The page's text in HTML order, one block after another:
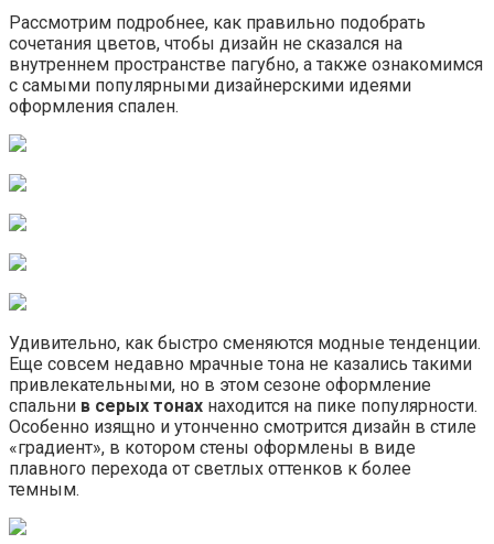
Рассмотрим подробнее, как правильно подобрать
сочетания цветов, чтобы дизайн не сказался на
внутреннем пространстве пагубно, а также ознакомимся
с самыми популярными дизайнерскими идеями
оформления спален.
Удивительно, как быстро сменяются модные тенденции.
Еще совсем недавно мрачные тона не казались такими
привлекательными, но в этом сезоне оформление
спальни в серых тонах находится на пике популярности.
Особенно изящно и утонченно смотрится дизайн в стиле
«градиент», в котором стены оформлены в виде
плавного перехода от светлых оттенков к более
темным.